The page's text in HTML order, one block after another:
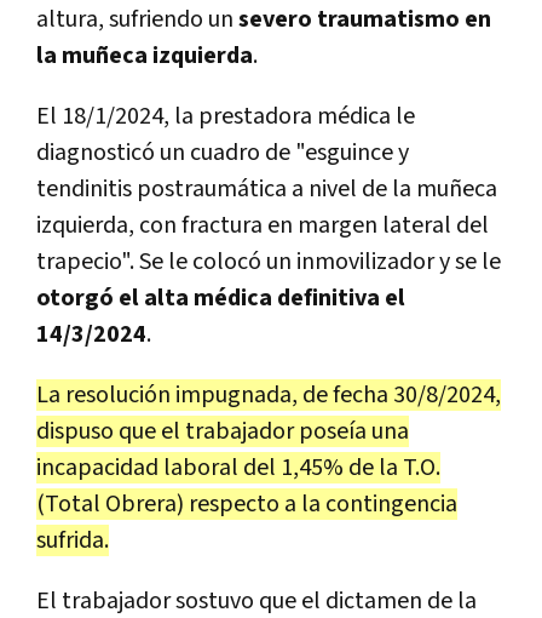
altura, sufriendo unsevero traumatismo en
la muñeca izquierda.
El 18/1/2024, la prestadora médica le
diagnosticó un cuadro de "esguince y
tendinitis postraumática a nivel de la muñeca
izquierda, con fractura en margen lateral del
trapecio". Se le colocó un inmovilizador y se le
otorgó el alta médica definitiva el
14/3/2024.
La resolución impugnada, de fecha 30/8/2024,
dispuso que el trabajador poseía una
incapacidad laboral del 1,45% de la T.O.
(Total Obrera) respecto a la contingencia
sufrida.
El trabajador sostuvo que el dictamen de la